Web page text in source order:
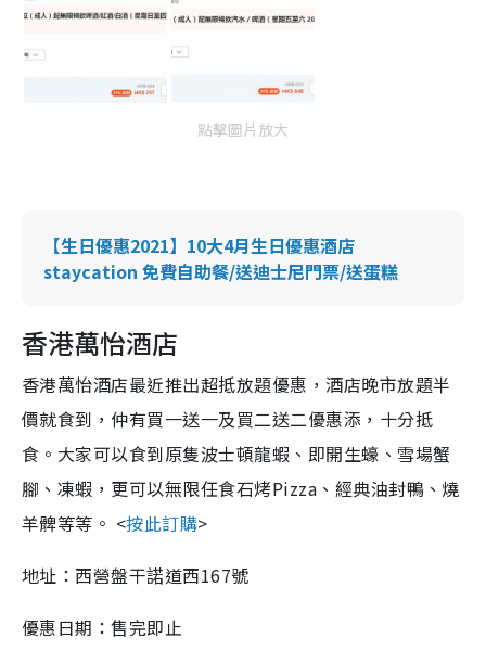
點擊圖片放大
【生日優惠2021】10大4月生日優惠酒店
staycation 免費自助餐/送迪士尼門票/送蛋糕
香港萬怡酒店
香港萬怡酒店最近推出超抵放題優惠，酒店晚市放題半
價就食到，仲有買一送一及買二送二優惠添，十分抵
食。大家可以食到原隻波士頓龍蝦、即開生蠔、雪場蟹
腳、凍蝦，更可以無限任食石烤Pizza、經典油封鴨、燒
羊髀等等。 <按此訂購>
地址：西營盤干諾道西167號
優惠日期：售完即止